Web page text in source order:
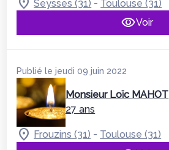
Seysses (31) - Toulouse (31)
Voir
Publié le jeudi 09 juin 2022
Monsieur Loïc MAHOT
27 ans
Frouzins (31) - Toulouse (31)